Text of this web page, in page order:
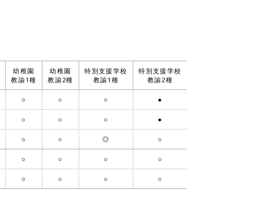
幼稚園
教諭1種
幼稚園
教諭2種
特別支援学校
教諭1種
特別支援学校
教諭2種
○ ○ ○ ●
○ ○ ○ ●
○ ○ ◎ ○
○ ○ ○ ○
○ ○ ○ ○